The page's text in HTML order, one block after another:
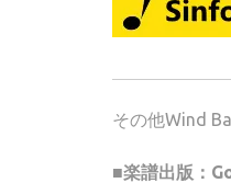
その他Wind
■楽譜出版：